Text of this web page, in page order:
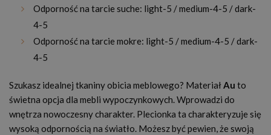
Odporność na tarcie suche: light-5 / medium-4-5 / dark-
4-5
Odporność na tarcie mokre: light-5 / medium-4-5 / dark-
4-5
Szukasz idealnej tkaniny obicia meblowego? MateriałAu to
świetna opcja dla mebli wypoczynkowych. Wprowadzi do
wnętrza nowoczesny charakter. Plecionka ta charakteryzuje się
wysoką odpornością na światło. Możesz być pewien, że swoją